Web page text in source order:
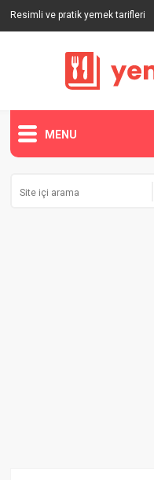
Resimli ve pratik yemek tarifleri
MENU